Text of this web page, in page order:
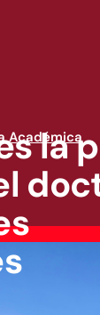
Académica
la